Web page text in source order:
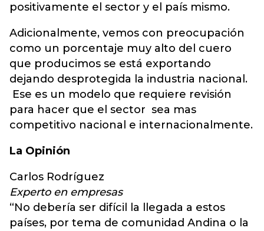
positivamente el sector y el país mismo.
Adicionalmente, vemos con preocupación
como un porcentaje muy alto del cuero
que producimos se está exportando
dejando desprotegida la industria nacional.
Ese es un modelo que requiere revisión
para hacer que el sector sea mas
competitivo nacional e internacionalmente.
La Opinión
Carlos Rodríguez
Experto en empresas
“No debería ser difícil la llegada a estos
países, por tema de comunidad Andina o la